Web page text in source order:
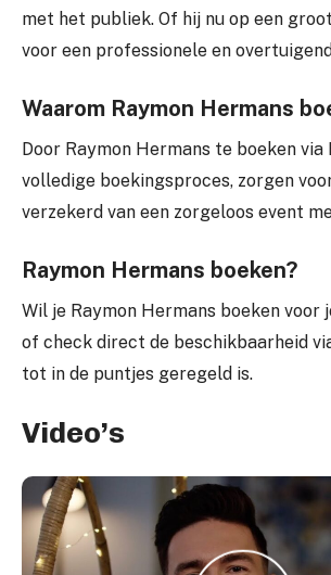
met het publiek. Of hij nu op een
voor een professionele en
Waarom Raymon Hermans
Door Raymon Hermans te boeken
volledige boekingsproces, zorgen
verzekerd van een zorgeloos event
Raymon Hermans boeken?
Wil je Raymon Hermans boeken
of check direct de beschikbaarheid
tot in de puntjes geregeld is.
Video’s
Play Video
Play Video